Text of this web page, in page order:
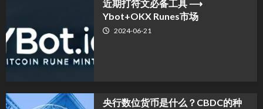
近期打符文必备工具 ⟶
Ybot+OKX Runes市场
2024-06-21
央行数位货币是什么？CBDC的种